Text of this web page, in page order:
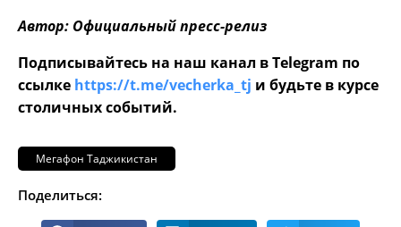
Автор: Официальный пресс-релиз
Подписывайтесь на наш канал в Telegram по
ссылке https://t.me/vecherka_tj и будьте в курсе
столичных событий.
Мегафон Таджикистан
Поделиться: